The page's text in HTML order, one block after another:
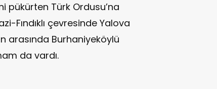
pükürten Türk Ordusu’na
Fındıklı çevresinde Yalova
arasında Burhaniyeköylü
da vardı.